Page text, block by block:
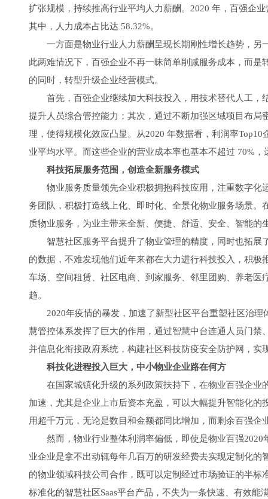
扩张规模，持续推高行业平均人力薪酬。2020 年，百强企
其中，人力成本占比达 58.32%。
一方面是物业行业人力薪酬呈现长期刚性增长趋势，另
此两难情况下，百强企业不再一昧简单削减服务成本，而
的同时，转型升级企业经营模式。
首先，百强企业继续加大科技投入，用技术替代人工，
提升人员综合管控能力；其次，通过不断加强区域项目布局
理，使得规模化效应凸显。从2020 年数据看，利润率
业平均水平。而这些企业的营业成本率也基本不超过 70%
科技拓展服务范围，创造全新服务模式
物业服务质量领先企业积极拥抱科技应用，注重数字化
务团队，积极打造线上化、即时化、全景化物业服务场景
质物业服务，为业主带来全新、便捷、舒适、安全、智能的
智慧社区服务平台提升了物业管理的精度，同时也拓展
的数据，不难发现他们近年来都在大力进行科技投入，积
车场、空间租赁、社区电商、到家服务、邻里团购、养老
趋。
2020年疫情的暴发，加速了新型社区平台重塑社区治理
慧管控体系发挥了巨大的作用，通过智慧中台连通人员门
并信息化衔接政府系统，构建社区科技防疫安全防护网，实
科技化进程投入巨大，中小物业企业路在何方
在国家城镇化升级的系列政策扶持下，在物业百强企业
加速，尤其是企业上市后资本充盈，可以大幅提升智能化的
用超千万元，无论是数目和金额都同比增加，而剩余百强
然而，物业行业整体利润率偏低，即使是物业百强2020
业企业是拿不出动辄每年几百万的研发经费去实现定制化
的物业领域科技公司合作，既可以定制经过市场验证的半
标准化的智慧社区Saas平台产品，不失为一条快速、有效能